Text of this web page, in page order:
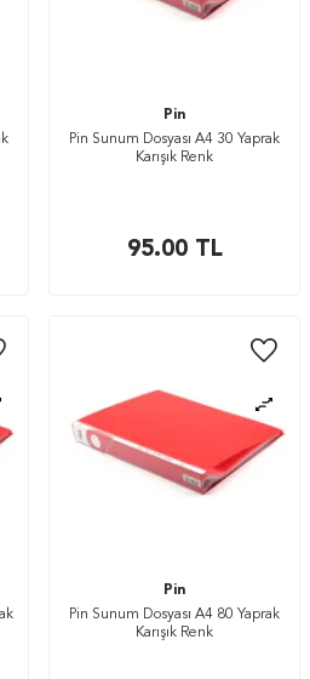
Pin
Pin Sunum Dosyası A4 30 Yaprak
Karışık Renk
95.00TL
Pin
Pin Sunum Dosyası A4 80 Yaprak
Karışık Renk